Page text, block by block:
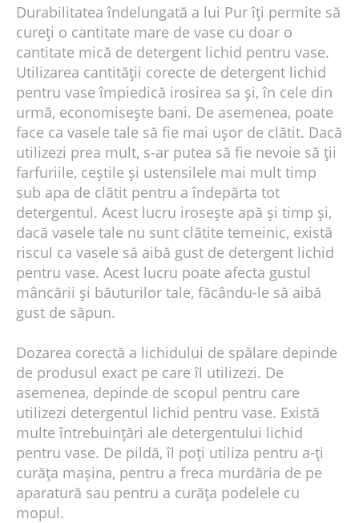
Durabilitatea îndelungată a lui Pur îți permite să
cureți o cantitate mare de vase cu doar o
cantitate mică de detergent lichid pentru vase.
Utilizarea cantității corecte de detergent lichid
pentru vase împiedică irosirea sa și, în cele din
urmă, economisește bani. De asemenea, poate
face ca vasele tale să fie mai ușor de clătit. Dacă
utilizezi prea mult, s-ar putea să fie nevoie să ții
farfuriile, ceștile și ustensilele mai mult timp
sub apa de clătit pentru a îndepărta tot
detergentul. Acest lucru irosește apă și timp și,
dacă vasele tale nu sunt clătite temeinic, există
riscul ca vasele să aibă gust de detergent lichid
pentru vase. Acest lucru poate afecta gustul
mâncării și băuturilor tale, făcându-le să aibă
gust de săpun.
Dozarea corectă a lichidului de spălare depinde
de produsul exact pe care îl utilizezi. De
asemenea, depinde de scopul pentru care
utilizezi detergentul lichid pentru vase. Există
multe întrebuințări ale detergentului lichid
pentru vase. De pildă, îl poți utiliza pentru a-ți
curăța mașina, pentru a freca murdăria de pe
aparatură sau pentru a curăța podelele cu
mopul.